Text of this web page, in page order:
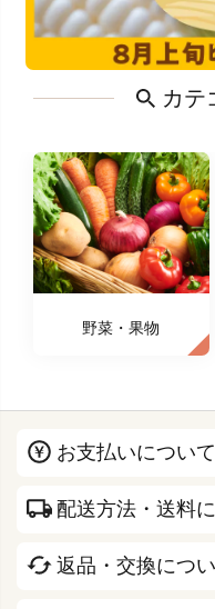
カテ
野菜・果物
お支払いについて
配送方法・送料
返品・交換につ